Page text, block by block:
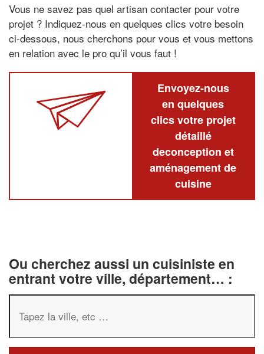
Vous ne savez pas quel artisan contacter pour votre
projet ? Indiquez-nous en quelques clics votre besoin
ci-dessous, nous cherchons pour vous et vous mettons
en relation avec le pro qu’il vous faut !
Envoyez-nous
en quelques
clics votre projet
détaillé
deconception et
aménagement de
cuisine
Ou cherchez aussi un cuisiniste en
entrant votre ville, département… :